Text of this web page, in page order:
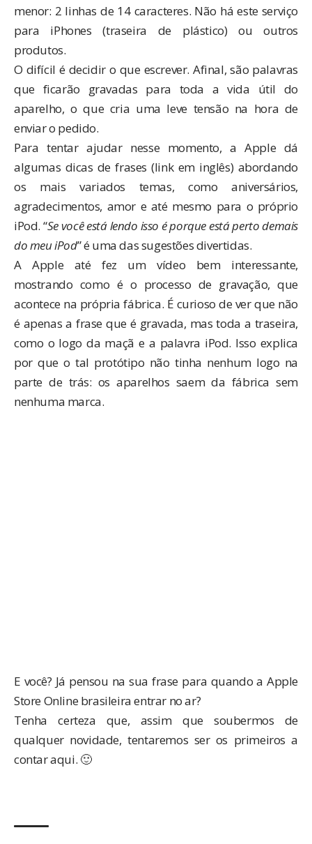
menor: 2 linhas de 14 caracteres. Não há este serviço
para iPhones (traseira de plástico) ou outros
produtos.
O difícil é decidir o que escrever. Afinal, são palavras
que ficarão gravadas para toda a vida útil do
aparelho, o que cria uma leve tensão na hora de
enviar o pedido.
Para tentar ajudar nesse momento, a Apple dá
algumas dicas de frases (link em inglês) abordando
os mais variados temas, como aniversários,
agradecimentos, amor e até mesmo para o próprio
iPod. “Se você está lendo isso é porque está perto demais
do meu iPod” é uma das sugestões divertidas.
A Apple até fez um vídeo bem interessante,
mostrando como é o processo de gravação, que
acontece na própria fábrica. É curioso de ver que não
é apenas a frase que é gravada, mas toda a traseira,
como o logo da maçã e a palavra iPod. Isso explica
por que otal protótipo não tinha nenhum logo na
parte de trás: os aparelhos saem da fábrica sem
nenhuma marca.
E você? Já pensou na sua frase para quando a Apple
Store Online brasileiraentrar no ar?
Tenha certeza que, assim que soubermos de
qualquer novidade, tentaremos ser os primeiros a
contar aqui. 🙂